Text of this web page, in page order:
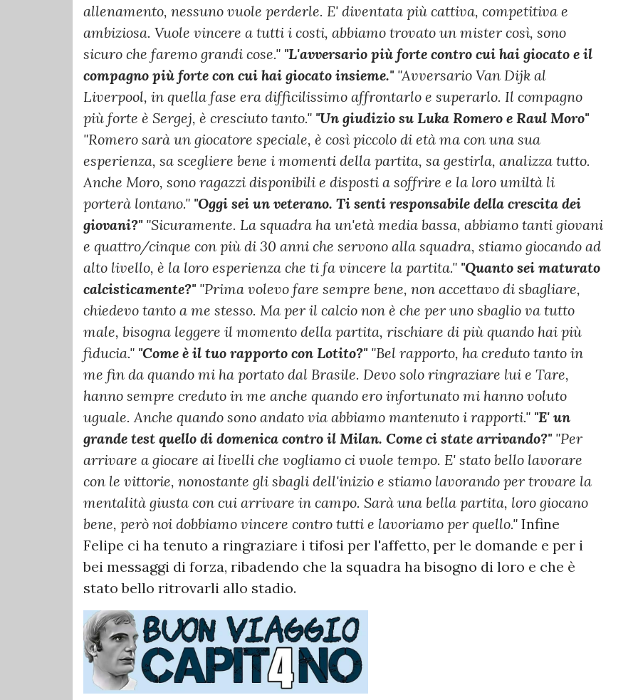
allenamento, nessuno vuole perderle. E' diventata più cattiva, competitiva e
ambiziosa. Vuole vincere a tutti i costi, abbiamo trovato un mister così, sono
sicuro che faremo grandi cose." "L'avversario più forte contro cui hai giocato e il
compagno più forte con cui hai giocato insieme." "Avversario Van Dijk al
Liverpool, in quella fase era difficilissimo affrontarlo e superarlo. Il compagno
più forte è Sergej, è cresciuto tanto." "Un giudizio su Luka Romero e Raul Moro"
"Romero sarà un giocatore speciale, è così piccolo di età ma con una sua
esperienza, sa scegliere bene i momenti della partita, sa gestirla, analizza tutto.
Anche Moro, sono ragazzi disponibili e disposti a soffrire e la loro umiltà li
porterà lontano." "Oggi sei un veterano. Ti senti responsabile della crescita dei
giovani?" "Sicuramente. La squadra ha un'età media bassa, abbiamo tanti giovani
e quattro/cinque con più di 30 anni che servono alla squadra, stiamo giocando ad
alto livello, è la loro esperienza che ti fa vincere la partita." "Quanto sei maturato
calcisticamente?" "Prima volevo fare sempre bene, non accettavo di sbagliare,
chiedevo tanto a me stesso. Ma per il calcio non è che per uno sbaglio va tutto
male, bisogna leggere il momento della partita, rischiare di più quando hai più
fiducia." "Come è il tuo rapporto con Lotito?" "Bel rapporto, ha creduto tanto in
me fin da quando mi ha portato dal Brasile. Devo solo ringraziare lui e Tare,
hanno sempre creduto in me anche quando ero infortunato mi hanno voluto
uguale. Anche quando sono andato via abbiamo mantenuto i rapporti." "E' un
grande test quello di domenica contro il Milan. Come ci state arrivando?" "Per
arrivare a giocare ai livelli che vogliamo ci vuole tempo. E' stato bello lavorare
con le vittorie, nonostante gli sbagli dell'inizio e stiamo lavorando per trovare la
mentalità giusta con cui arrivare in campo. Sarà una bella partita, loro giocano
bene, però noi dobbiamo vincere contro tutti e lavoriamo per quello." Infine
Felipe ci ha tenuto a ringraziare i tifosi per l'affetto, per le domande e per i
bei messaggi di forza, ribadendo che la squadra ha bisogno di loro e che è
stato bello ritrovarli allo stadio.